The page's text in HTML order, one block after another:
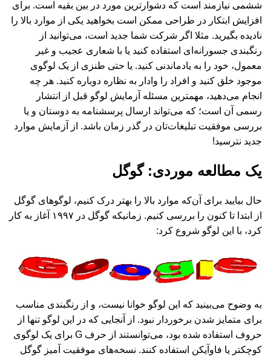
ششمی نیازمند است که دشوارترین مورد در بین بقیه است. برای
افزایش ابتکار در طراحی ممکن است بخواهید یکی از موارد بالا را
نادیده بگیرید. مثلا اگر شرکت شما جدید است، می‌توانید از
رنگبندی جسورانه‌ای استفاده کنید یا با شعاری عجیب و غیر
معمول، خود را به یادماندنی کنید. یا حتی طنزی از یک لوگوی
موجود خلق کنید و افراد را وادار به نظاره دوباره کنید. هر چه
انجام می‌دهید، مهمترین مسئله آزمایش لوگو قبل از انتشار
رسمی آن است؛ که می‌تواند ارسال پرسشنامه به دوستان و یا
بررسی موفقیت تبلیغات‌تان در گذر زمان باشد. از آزمایش موارد
جدید نترسید!
یک مطالعه موردی: گوگل
حال بیایید برای آن‌که موارد بالا را بهتر درک کنیم، لوگوهای گوگل
از ابتدا تا کنون را بررسی کنیم. زمانیکه گوگل در ۱۹۹۷ آغاز به کار
کرد، با این لوگو شروع کرد:
به وضوح می‌بینید که این لوگو خوانا نیست، و از رنگبندی مناسب
برای متمایز شدن برخوردار نبود. از آنجایی که در این لوگو تنها از
حروف استفاده شده بود، می‌توانستند از حرف ‌G برای یک لوگوی
کوچکتر یا فاوآیکن استفاده کنند. نسخه‌های موفقیت آمیز گوگل